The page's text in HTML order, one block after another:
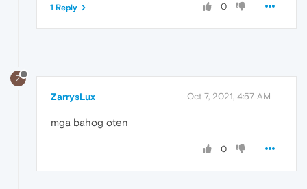
0
1 Reply
Z
ZarrysLux Oct 7, 2021, 4:57 AM
mga bahog oten
0